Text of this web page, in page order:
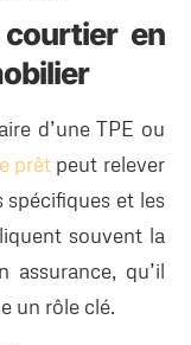
courtier en
d’une TPE ou
prêt peut relever
spécifiques et les
souvent la
assurance, qu’il
un rôle clé.